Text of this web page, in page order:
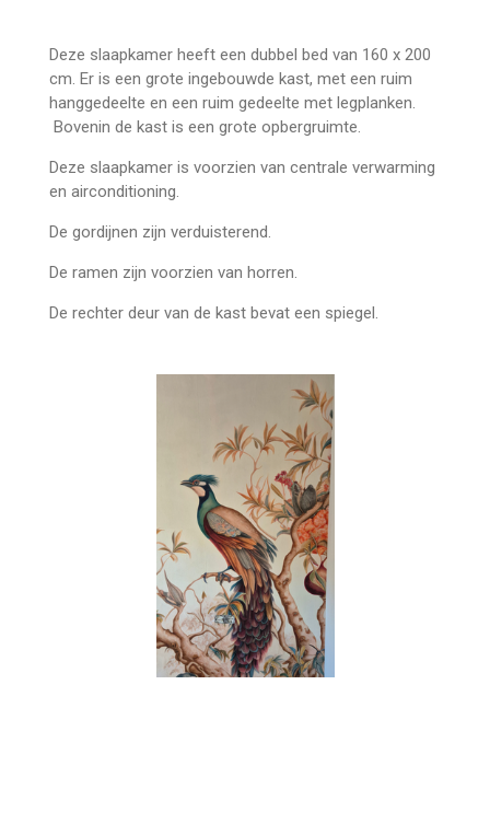
Deze slaapkamer heeft een dubbel bed van 160 x 200
cm. Er is een grote ingebouwde kast, met een ruim
hanggedeelte en een ruim gedeelte met legplanken.
Bovenin de kast is een grote opbergruimte.
Deze slaapkamer is voorzien van centrale verwarming
en airconditioning.
De gordijnen zijn verduisterend.
De ramen zijn voorzien van horren.
De rechter deur van de kast bevat een spiegel.